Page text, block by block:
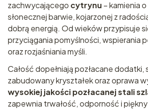
zachwycającego cytrynu – kamienia
słonecznej barwie, kojarzonej z
dobrą energią. Od wieków przypisuje
przyciągania pomyślności, wspierania
oraz rozjaśniania myśli.
Całość dopełniają pozłacane dodatki,
zabudowany kryształek oraz oprawa
wysokiej jakości pozłacanej stali
zapewnia trwałość, odporność i